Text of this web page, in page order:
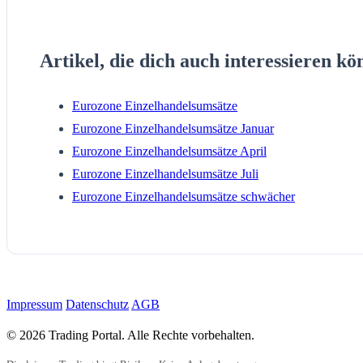
Artikel, die dich auch interessieren
Eurozone Einzelhandelsumsätze
Eurozone Einzelhandelsumsätze Januar
Eurozone Einzelhandelsumsätze April
Eurozone Einzelhandelsumsätze Juli
Eurozone Einzelhandelsumsätze schwächer
Impressum Datenschutz AGB
© 2026 Trading Portal. Alle Rechte vorbehalten.